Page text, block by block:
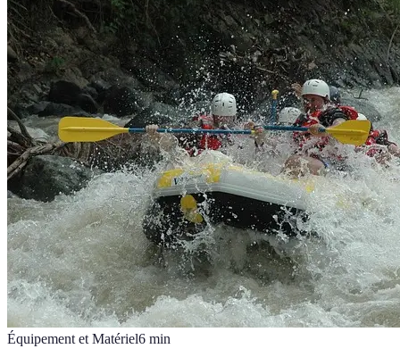
Équipement et Matériel6 min